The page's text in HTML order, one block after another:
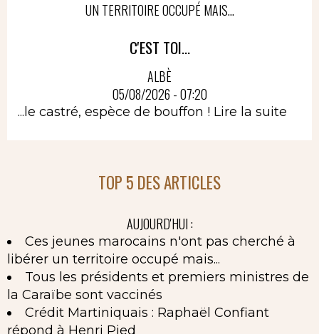
UN TERRITOIRE OCCUPÉ MAIS...
C'EST TOI...
ALBÈ
05/08/2026 - 07:20
...le castré, espèce de bouffon ! Lire la suite
TOP 5 DES ARTICLES
AUJOURD'HUI :
Ces jeunes marocains n'ont pas cherché à
libérer un territoire occupé mais...
Tous les présidents et premiers ministres de
la Caraïbe sont vaccinés
Crédit Martiniquais : Raphaël Confiant
répond à Henri Pied